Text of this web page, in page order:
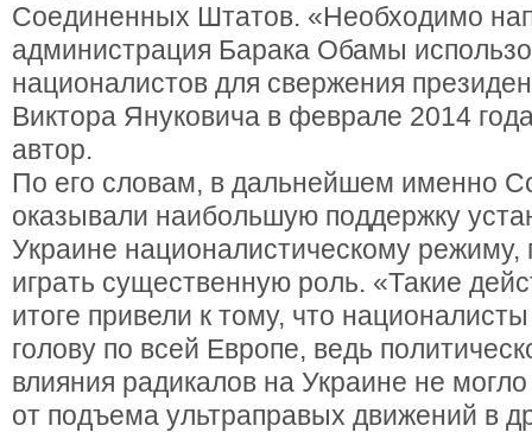
Соединенных Штатов. «Необходимо
администрация Барака Обамы
националистов для свержения
Виктора Януковича в феврале 2014
автор.
По его словам, в дальнейшем именно
оказывали наибольшую поддержку
Украине националистическому режиму,
играть существенную роль. «Такие
итоге привели к тому, что
голову по всей Европе, ведь
влияния радикалов на Украине не
от подъема ультраправых движений в